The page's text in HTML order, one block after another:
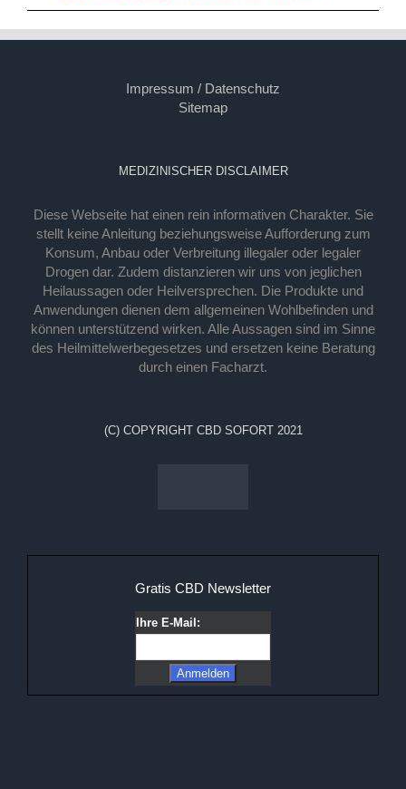
Impressum / Datenschutz
Sitemap
MEDIZINISCHER DISCLAIMER
Diese Webseite hat einen rein informativen Charakter. Sie
stellt keine Anleitung beziehungsweise Aufforderung zum
Konsum, Anbau oder Verbreitung illegaler oder legaler
Drogen dar. Zudem distanzieren wir uns von jeglichen
Heilaussagen oder Heilversprechen. Die Produkte und
Anwendungen dienen dem allgemeinen Wohlbefinden und
können unterstützend wirken. Alle Aussagen sind im Sinne
des Heilmittelwerbegesetzes und ersetzen keine Beratung
durch einen Facharzt.
(C) COPYRIGHT CBD SOFORT 2021
Gratis CBD Newsletter
Ihre E-Mail: